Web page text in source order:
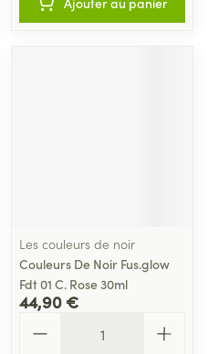
Les couleurs de noir
Couleurs De Noir Fus.glow
Fdt 01 C. Rose 30ml
44,90 €